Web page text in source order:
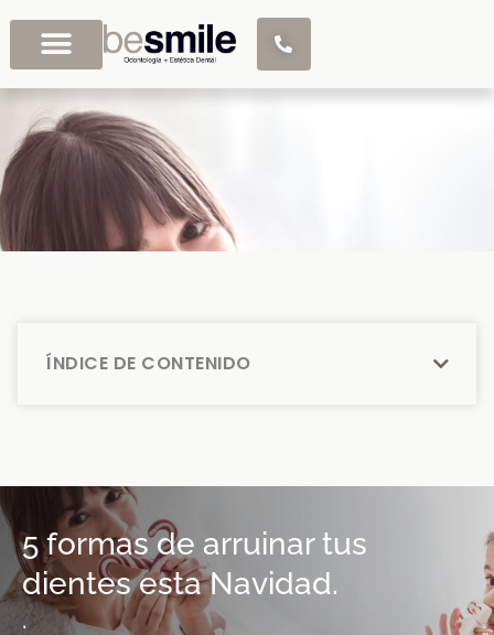
ÍNDICE DE CONTENIDO
5 formas de arruinar tus
dientes esta Navidad.
.